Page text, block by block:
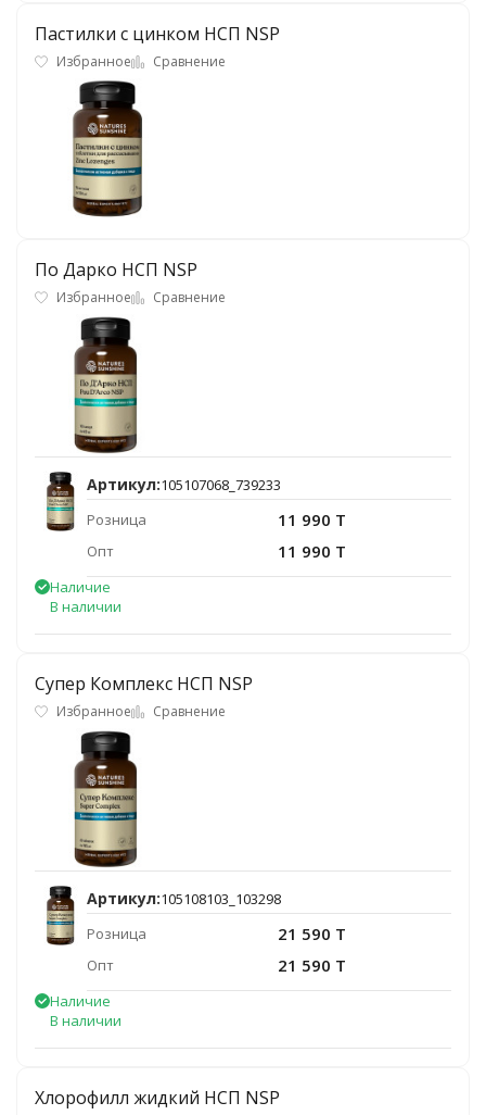
Пастилки с цинком НСП NSP
Избранное Сравнение
По Дарко НСП NSP
Избранное Сравнение
Артикул:105107068_739233
Розница
11 990 T
Опт 11 990 T
Наличие
В наличии
Супер Комплекс НСП NSP
Избранное Сравнение
Артикул:105108103_103298
Розница
21 590 T
Опт 21 590 T
Наличие
В наличии
Хлорофилл жидкий НСП NSP